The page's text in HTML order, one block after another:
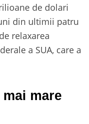
de dolari
din ultimii patru
relaxarea
a SUA, care a
mare